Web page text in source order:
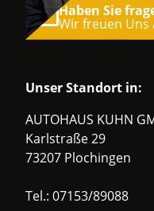
Haben Sie
Wir freuen Uns
Unser Standort in:
AUTOHAUS KUHN
Karlstraße 29
73207 Plochingen
Tel.: 07153/89088